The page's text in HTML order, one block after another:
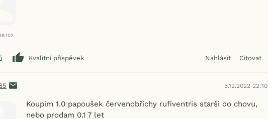
Kvalitní příspěvek Nahlásit Citovat
5.12.2022 22:10
Koupim 1.0 papoušek červenobřichy rufiventris starši do chovu,
nebo prodam 0.1 7 let